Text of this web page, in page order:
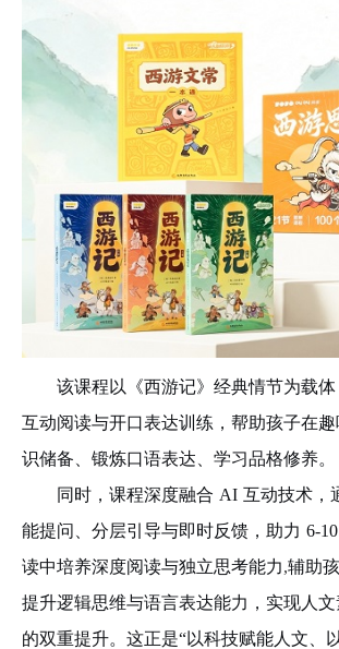
该课程以《西游记》经典情节为载体
互动阅读与开口表达训练，帮助孩子在
识储备、锻炼口语表达、学习品格修养。
同时，课程深度融合 AI 互动技术，
能提问、分层引导与即时反馈，助力 6-
读中培养深度阅读与独立思考能力,辅助
提升逻辑思维与语言表达能力，实现人
的双重提升。这正是“以科技赋能人文、